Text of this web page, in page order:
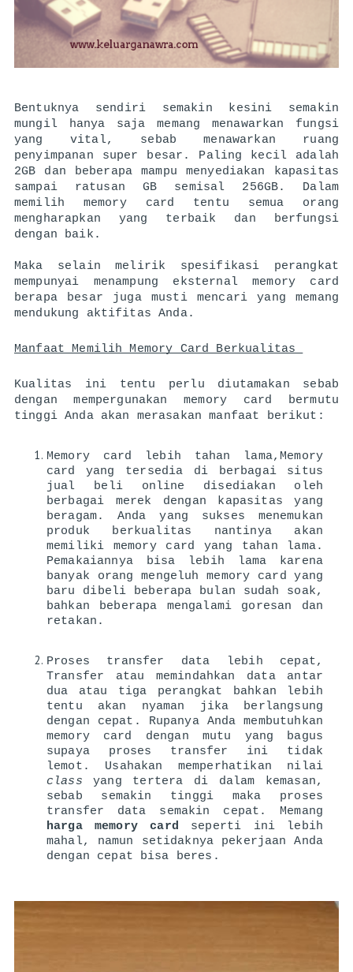
Bentuknya sendiri semakin kesini semakin
mungil hanya saja memang menawarkan fungsi
yang vital, sebab menawarkan ruang
penyimpanan super besar. Paling kecil adalah
2GB dan beberapa mampu menyediakan kapasitas
sampai ratusan GB semisal 256GB. Dalam
memilih memory card tentu semua orang
mengharapkan yang terbaik dan berfungsi
dengan baik.
Maka selain melirik spesifikasi perangkat
mempunyai menampung eksternal memory card
berapa besar juga musti mencari yang memang
mendukung aktifitas Anda.
Manfaat Memilih Memory Card Berkualitas
Kualitas ini tentu perlu diutamakan sebab
dengan mempergunakan memory card bermutu
tinggi Anda akan merasakan manfaat berikut:
Memory card lebih tahan lama, Memory
card yang tersedia di berbagai situs
jual beli online disediakan oleh
berbagai merek dengan kapasitas yang
beragam. Anda yang sukses menemukan
produk berkualitas nantinya akan
memiliki memory card yang tahan lama.
Pemakaiannya bisa lebih lama karena
banyak orang mengeluh memory card yang
baru dibeli beberapa bulan sudah soak,
bahkan beberapa mengalami goresan dan
retakan.
Transfer atau memindahkan data antar
dua atau tiga perangkat bahkan lebih
tentu akan nyaman jika berlangsung
dengan cepat. Rupanya Anda membutuhkan
memory card dengan mutu yang bagus
supaya proses transfer ini tidak
class yang tertera di dalam kemasan,
sebab semakin tinggi maka proses
harga memory card seperti ini lebih
mahal, namun setidaknya pekerjaan Anda
dengan cepat bisa beres.